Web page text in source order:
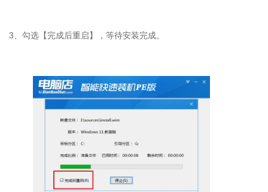
3、勾选【完成后重启】，等待安装完成。